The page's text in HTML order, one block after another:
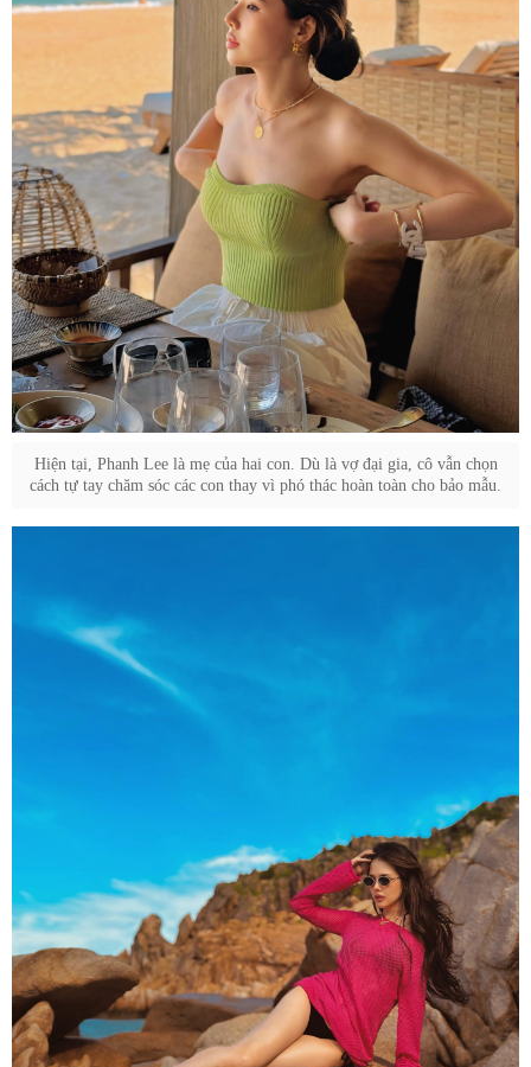
Hiện tại, Phanh Lee là mẹ của hai con. Dù là vợ đại gia, cô vẫn chọn
cách tự tay chăm sóc các con thay vì phó thác hoàn toàn cho bảo mẫu.